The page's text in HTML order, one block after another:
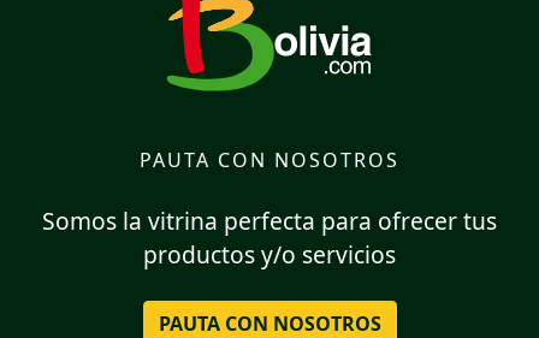
PAUTA CON NOSOTROS
Somos la vitrina perfecta para ofrecer tus
productos y/o servicios
PAUTA CON NOSOTROS